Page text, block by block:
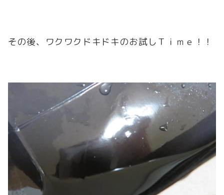
その後、ワクワクドキドキのお試しＴｉｍｅ！！